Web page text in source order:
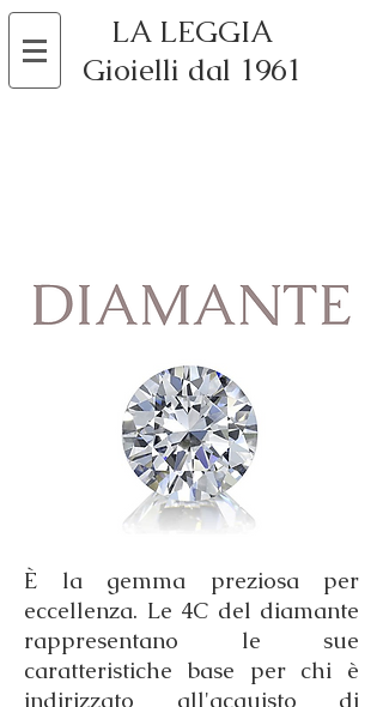
LA LEGGIA
Gioielli dal 1961
È la gemma preziosa per
eccellenza. Le 4C del diamante
rappresentano le sue
caratteristiche base per chi è
indirizzato all'acquisto di